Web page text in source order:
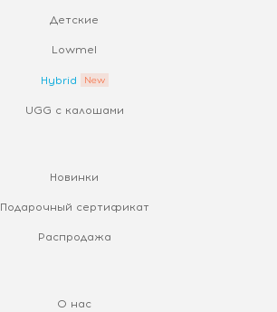
Детские
Lowmel
Hybrid
UGG с калошами
Новинки
Подарочный сертификат
Распродажа
О нас